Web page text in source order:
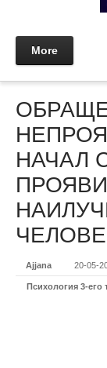
More
НАЧАЛ
Ajjana 20-05-
Психология 3-его